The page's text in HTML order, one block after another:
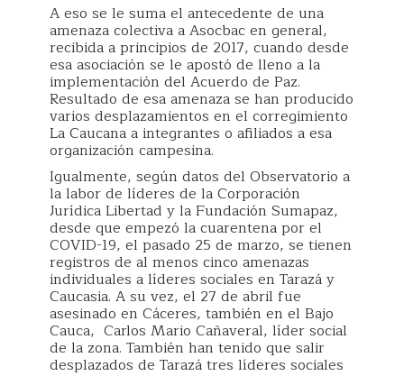
A eso se le suma el antecedente de una
amenaza colectiva a Asocbac en general,
recibida a principios de 2017, cuando desde
esa asociación se le apostó de lleno a la
implementación del Acuerdo de Paz.
Resultado de esa amenaza se han producido
varios desplazamientos en el corregimiento
La Caucana a integrantes o afiliados a esa
organización campesina.
Igualmente, según datos del Observatorio a
la labor de líderes de la Corporación
Jurídica Libertad y la Fundación Sumapaz,
desde que empezó la cuarentena por el
COVID-19, el pasado 25 de marzo, se tienen
registros de al menos cinco amenazas
individuales a líderes sociales en Tarazá y
Caucasia. A su vez, el 27 de abril fue
asesinado en Cáceres, también en el Bajo
Cauca, Carlos Mario Cañaveral, líder social
de la zona. También han tenido que salir
desplazados de Tarazá tres líderes sociales